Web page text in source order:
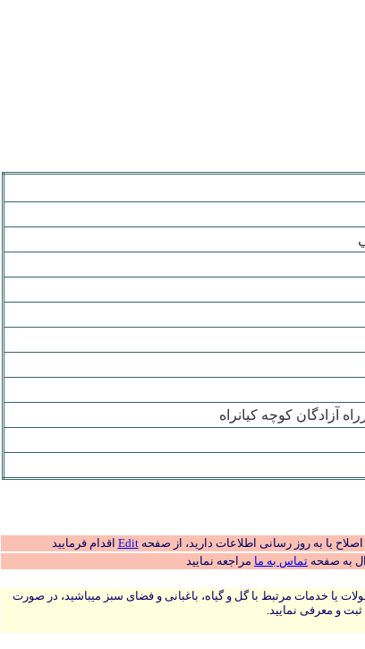
آزادگان کوچه کيانراه
یا به روز رسانی اطلاعات دارید، از صفحهEdit اقدام فرمایید
به صفحه تماس به ما مراجعه نمایید
یا خدمات مرتبط با گل و گیاه، باغبانی و فضای سبز میباشید، در صورت
و معرفی نمایید.